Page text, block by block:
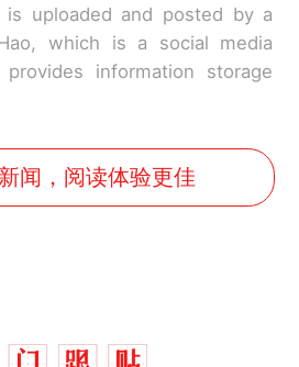
uploaded and posted by a
which is a social media
information storage
闻，阅读体验更佳